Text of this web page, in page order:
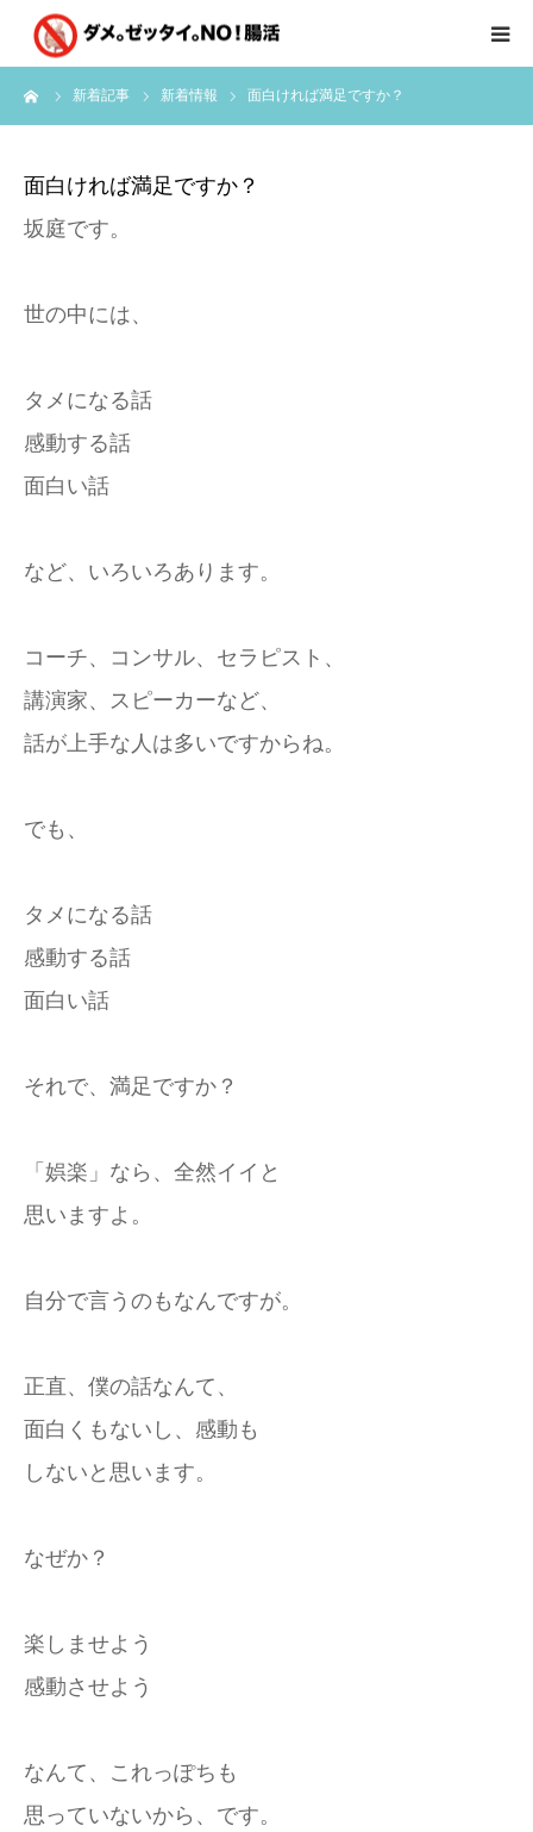
新着記事 新着情報 面白ければ満足ですか？
面白ければ満足ですか？
坂庭です。
世の中には、
タメになる話
感動する話
面白い話
など、いろいろあります。
コーチ、コンサル、セラピスト、
講演家、スピーカーなど、
話が上手な人は多いですからね。
でも、
タメになる話
感動する話
面白い話
それで、満足ですか？
「娯楽」なら、全然イイと
思いますよ。
自分で言うのもなんですが。
正直、僕の話なんて、
面白くもないし、感動も
しないと思います。
なぜか？
楽しませよう
感動させよう
なんて、これっぽちも
思っていないから、です。
はじめに
個別コンサルのご感想
会員限定お茶会
講師実績